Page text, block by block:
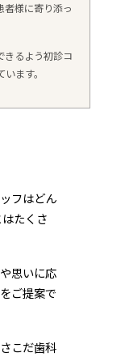
者様に寄り添っ
きるよう初診コ
ます。
フはどん
たくさ
思いに応
ご提案で
こだ歯科